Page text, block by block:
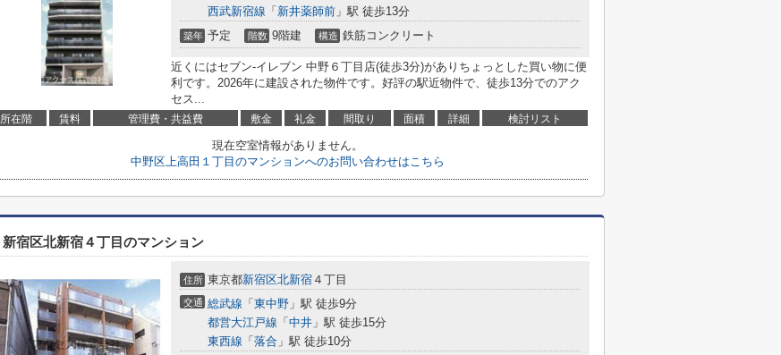
西武新宿線 「 新井薬師前 」駅 徒歩13分
築年 予定 階数 9階建 構造 鉄筋コンクリート
近くにはセブン‐イレブン 中野６丁目店(徒歩3分)がありちょっとした買い物に便
利です。2026年に建設された物件です。好評の駅近物件で、徒歩13分でのアク
セス...
所在階 賃料 管理費・共益費 敷金 礼金 間取り 面積 詳細 検討リスト
現在空室情報がありません。
中野区上高田１丁目のマンションへのお問い合わせはこちら
新宿区北新宿４丁目のマンション
住所 東京都新宿区北新宿 ４丁目
交通 総武線 「 東中野 」駅 徒歩9分
都営大江戸線 「 中井 」駅 徒歩15分
東西線 「 落合 」駅 徒歩10分